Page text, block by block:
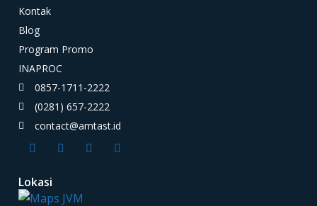
Kontak
Blog
Program Promo
INAPROC
0857-1711-2222
(0281) 657-2222
contact@amtast.id
Lokasi